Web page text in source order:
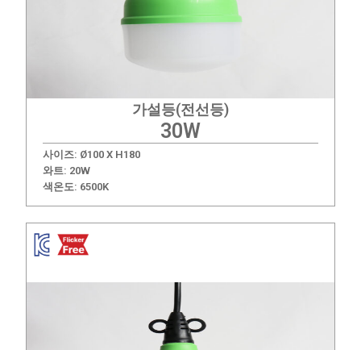
가설등(전선등)
30W
사이즈: Ø100 X H180
와트: 20W
색온도: 6500K